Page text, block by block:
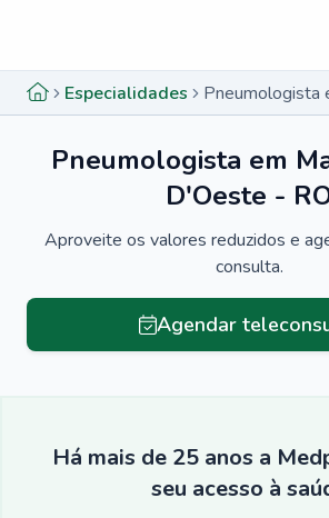
Especialidades
Pneumologista em
D'Oeste -
Aproveite os valores reduzidos e
consulta.
Agendar
Há mais de 25 anos a
seu acesso à